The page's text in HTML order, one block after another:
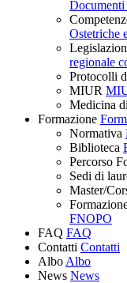
Ostetriche
regionale
Protocolli
MIUR
Medicina
Formazione
Normativa
Biblioteca
Percorso
Sedi di
Master/
FNOPO
FAQ FAQ
Contatti Contatti
Albo Albo
News News